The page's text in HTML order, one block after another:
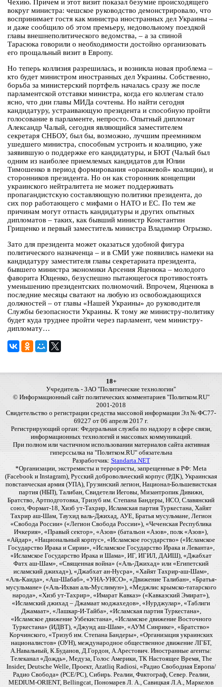
Чехию. Причем и этот визит показал безумие происходящего
вокруг министра: чешское руководство демонстрировало, что
воспринимает гостя как министра иностранных дел Украины –
и даже сообщило об этом премьеру, недовольному поездкой
главы внешнеполитического ведомства, – а за спиной
Тарасюка говорили о необходимости достойно организовать
его прощальный визит в Европу.
Но теперь коллизия разрешилась, и возникла новая проблема –
кто будет министром иностранных дел Украины. Собственно,
борьба за министерский портфель началась сразу же после
парламентской отставки министра, когда его коллегам стало
ясно, что дни главы МИДа сочтены. Но найти сегодня
кандидатуру, устраивающую президента и способную пройти
голосование в парламенте, непросто. Опытный дипломат
Александр Чалый, сегодня являющийся заместителем
секретаря СНБОУ, был бы, возможно, лучшим преемником
ушедшего министра, способным устроить и коалицию, уже
заявившую о поддержке его кандидатуры, и БЮТ (Чалый был
одним из наиболее приемлемых кандидатов для Юлии
Тимошенко в период формирования «оранжевой» коалиции), и
сторонников президента. Но он как сторонник концепции
украинского нейтралитета не может поддерживать
пропагандистскую составляющую политики президента, до
сих пор работающего с мифами о НАТО и ЕС. По тем же
причинам могут отпасть кандидатуры и других опытных
дипломатов – таких, как бывший министр Константин
Грищенко и первый заместитель министра Владимир Огрызко.
Зато для президента может оказаться удобной фигура
политического назначенца – и в СМИ уже появились намеки на
кандидатуру заместителя главы секретариата президента,
бывшего министра экономики Арсения Яценюка – молодого
фаворита Ющенко, безуспешно пытающегося противостоять
уменьшению президентских полномочий. Впрочем, Яценюка в
последние месяцы сватают на любую из освобождающихся
должностей – от главы «Нашей Украины» до руководителя
Службы безопасности Украины. К тому же министру-политику
будет куда труднее пройти через парламент, чем министру-
дипломату…
18+
Учредитель - ЗАО "Политические технологии"
© Информационный сайт политических комментариев "Политком.RU"
2001-2018
Свидетельство о регистрации средства массовой информации Эл № ФС77-
69227 от 06 апреля 2017 г.
Регистрирующий орган: Федеральная служба по надзору в сфере связи,
информационных технологий и массовых коммуникаций.
При полном или частичном использовании материалов сайта активная
гиперссылка на "Политком.RU" обязательна
Разработчик: Standarta.NET
*Организации, экстремисты и террористы, запрещенные в РФ: Meta
(Facebook и Instagram), Русский добровольческий корпус (РДК), Украинская
повстанческая армия (УПА), Грузинский легион, Национал-Большевистская
партия (НБП), Талибан, Свидетели Иеговы, Мизантропик Дивижн,
Братство, Артподготовка, Тризуб им. Степана Бандеры, НСО, Славянский
союз, Формат-18, Хизб ут-Тахрир, Исламская партия Туркестана, Хайят
Тахрир аш-Шам, Таухид валь-Джихад, АУЕ, Братья мусульмане, Легион
«Свобода России» («Легион Свобода России»), «Чеченская Республика
Ичкерия», «Правый сектор», «Азов» (батальон «Азов», полк «Азов»),
«Айдар», «Национальный корпус», «Исламское государство» («Исламское
Государство Ирака и Сирии», «Исламское Государство Ирака и Леванта»,
«Исламское Государство Ирака и Шама», ИГ, ИГИЛ, ДАИШ), «Джабхат
Фатх аш-Шам», «Священная война» («Аль-Джихад» или «Египетский
исламский джихад»), «Джабхат ан-Нусра», «Хайят Тахрир-аш-Шам»,
«Аль-Каида», «Аш-Шабаб», «УНА-УНСО», «Движение Талибан», «Братья-
мусульмане» («Аль-Ихван аль-Муслимун»), «Меджлис крымско-татарского
народа», «Хизб ут-Тахрир», «Имарат Кавказ» («Кавказский Эмират»),
«Исламский джихад – Джамаат моджахедов», «Нурджулар», «Таблиги
Джамаат», «Лашкар-И-Тайба», «Исламская партия Туркестана»,
«Исламское движение Узбекистана», «Исламское движение Восточного
Туркестана» (ИДВТ), «Джунд аш-Шам», «АУМ Синрике», «Братство»
Корчинского, «Тризуб им. Степана Бандеры», «Организация украинских
националистов» (ОУН), международное общественное движение ЛГБТ,
А.Навальный, К.Буданов, Д.Гордон, А.Арестович. Иностранные агенты:
Телеканал «Дождь», Медуза, Голос Америки, ТК Настоящее Время, The
Insider, Deutsche Welle, Проект, Azatliq Radiosi, «Радио Свободная Европа/
Радио Свобода» (PCE/PC), Сибирь. Реалии, Фактограф, Север. Реалии,
MEDIUM-ORIENT, Bellingcat, Пономарев Л. А., Савицкая Л.А., Маркелов